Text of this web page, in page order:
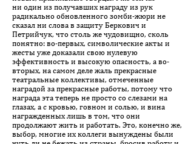
ни один из получавших награду из рук
радикально обновленного зомби-жюри не
сказал ни слова в защиту Беркович и
Петрийчук, что столь же чудовищно, сколь
понятно: во-первых, символические акты и
жесты уже доказали свою нулевую
эффективность и высокую опасность, а во-
вторых, на самом деле жаль прекрасные
театральные коллективы, отмеченные
наградой за прекрасные работы, потому что
награда эта теперь не просто со слезами на
глазах, а с кровью, говном и солью, и вина
награжденных лишь в том, что они
продолжают жить и работать. Это, конечно же,
выбор, многие их коллеги вынуждены были